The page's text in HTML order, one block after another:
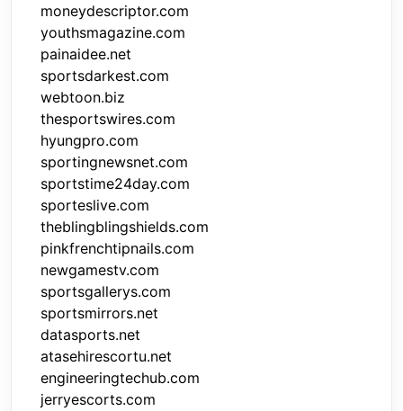
moneydescriptor.com
youthsmagazine.com
painaidee.net
sportsdarkest.com
webtoon.biz
thesportswires.com
hyungpro.com
sportingnewsnet.com
sportstime24day.com
sporteslive.com
theblingblingshields.com
pinkfrenchtipnails.com
newgamestv.com
sportsgallerys.com
sportsmirrors.net
datasports.net
atasehirescortu.net
engineeringtechub.com
jerryescorts.com